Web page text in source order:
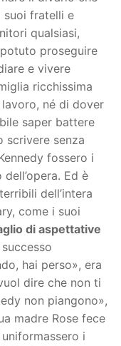
suoi fratelli e
qualsiasi,
proseguire
e vivere
ricchissima
né di dover
saper battere
scrivere senza
fossero i
Ed è
dell’intera
come i suoi
di aspettative
hai perso», era
dire che non ti
non piangono»,
madre Rose fece
i